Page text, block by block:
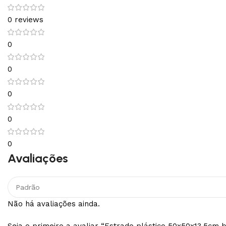
0 reviews
0
0
0
0
0
Avaliações
Não há avaliações ainda.